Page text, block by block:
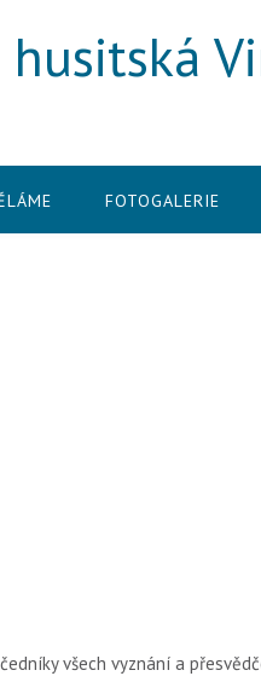
husitská
FOTOGALERIE
všech vyznání a